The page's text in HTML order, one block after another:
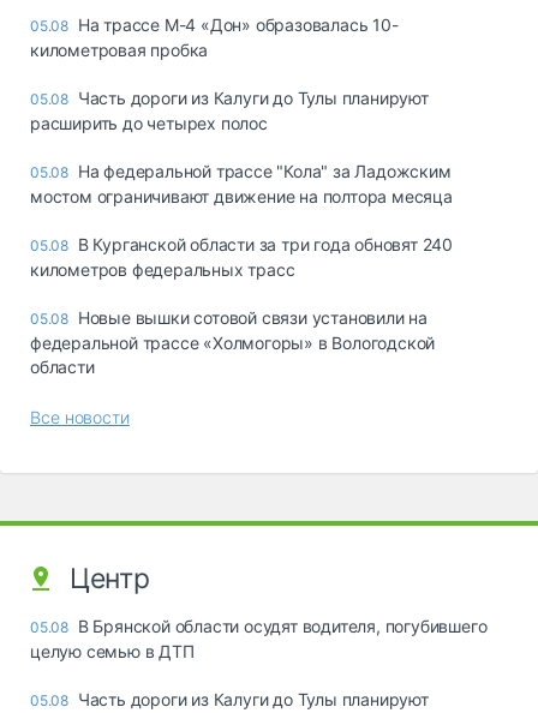
05.08 На трассе М-4 «Дон» образовалась 10-
километровая пробка
05.08 Часть дороги из Калуги до Тулы планируют
расширить до четырех полос
05.08 На федеральной трассе "Кола" за Ладожским
мостом ограничивают движение на полтора месяца
05.08 В Курганской области за три года обновят 240
километров федеральных трасс
05.08 Новые вышки сотовой связи установили на
федеральной трассе «Холмогоры» в Вологодской
области
Все новости
Центр
05.08 В Брянской области осудят водителя, погубившего
целую семью в ДТП
05.08 Часть дороги из Калуги до Тулы планируют